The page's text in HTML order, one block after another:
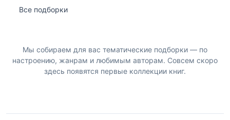
Все подборки
Мы собираем для вас тематические подборки — по
настроению, жанрам и любимым авторам. Совсем скоро
здесь появятся первые коллекции книг.